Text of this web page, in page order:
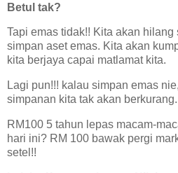
Betul tak?
Tapi emas tidak!! Kita akan
simpan aset emas. Kita akan
kita berjaya capai matlamat kita.
Lagi pun!!! kalau simpan emas
simpanan kita tak akan berkurang.
RM100 5 tahun lepas macam-
hari ini? RM 100 bawak pergi
setel!!